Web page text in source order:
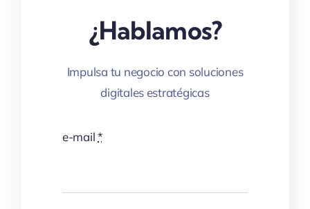
¿Hablamos?
Impulsa tu negocio con soluciones
digitales estratégicas
e-mail*